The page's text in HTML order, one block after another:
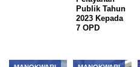
Publik Tahun
2023 Kepada
7 OPD